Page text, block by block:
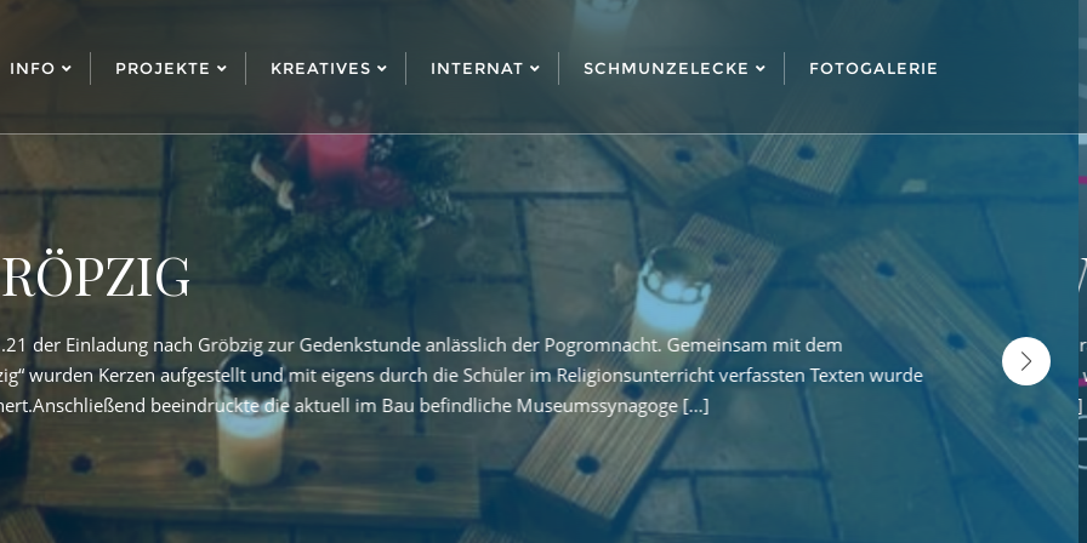
INFO PROJEKTE KREATIVES INTERNAT SCHMUNZELECKE FOTOGALERIE
mit dem
Texten wurde
30Jahre BGW
Schuljubiläum rückt näher und bei uns "rauchen schon die Köpfe" wegen der Vorbereitungen. Wir haben -neben
25 Jährigen- z.B. auch die Idee, dass wir vielleicht einige von euch einladen könnten und diejenigen dann den
berichten. Sinnvoll wäre dabei [...]
GEDENKEN IN
Schüler:innen und Lehrer:innen folgten am 9.11.21 der Einladung
Kooperationspartner „Museumssynagoge Gröbzig“ wurden Kerzen
an das jüdische Leben im südlichen Anhalt erinnert.Anschließend
WEITERLESEN